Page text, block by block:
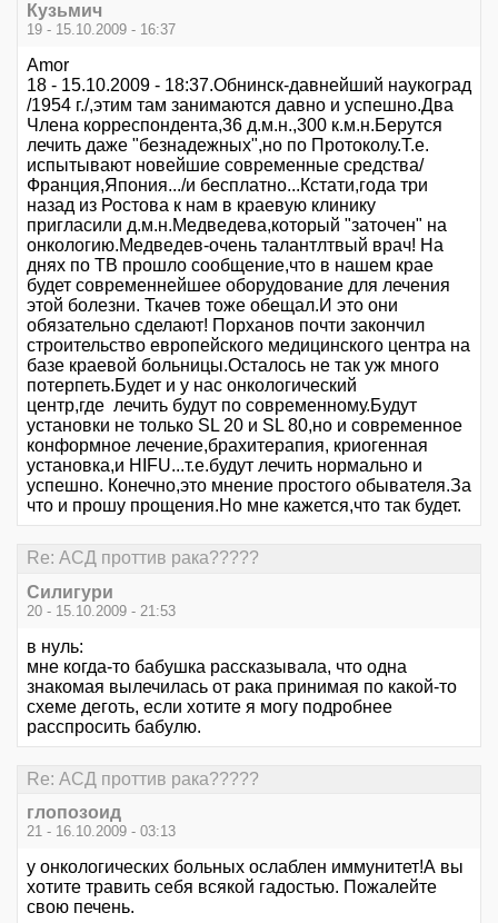
Кузьмич
19 - 15.10.2009 - 16:37
Amor
18 - 15.10.2009 - 18:37.Обнинск-давнейший наукоград
/1954 г./,этим там занимаются давно и успешно.Два
Члена корреспондента,36 д.м.н.,300 к.м.н.Берутся
лечить даже "безнадежных",но по Протоколу.Т.е.
испытывают новейшие современные средства/
Франция,Япония.../и бесплатно...Кстати,года три
назад из Ростова к нам в краевую клинику
пригласили д.м.н.Медведева,который "заточен" на
онкологию.Медведев-очень талантлтвый врач! На
днях по ТВ прошло сообщение,что в нашем крае
будет современнейшее оборудование для лечения
этой болезни. Ткачев тоже обещал.И это они
обязательно сделают! Порханов почти закончил
строительство европейского медицинского центра на
базе краевой больницы.Осталось не так уж много
потерпеть.Будет и у нас онкологический
центр,где лечить будут по современному.Будут
установки не только SL 20 и SL 80,но и современное
конформное лечение,брахитерапия, криогенная
установка,и HIFU...т.е.будут лечить нормально и
успешно. Конечно,это мнение простого обывателя.За
что и прошу прощения.Но мне кажется,что так будет.
Re: АСД проттив рака?????
Силигури
20 - 15.10.2009 - 21:53
в нуль:
мне когда-то бабушка рассказывала, что одна
знакомая вылечилась от рака принимая по какой-то
схеме деготь, если хотите я могу подробнее
расспросить бабулю.
Re: АСД проттив рака?????
глопозоид
21 - 16.10.2009 - 03:13
у онкологических больных ослаблен иммунитет!А вы
хотите травить себя всякой гадостью. Пожалейте
свою печень.